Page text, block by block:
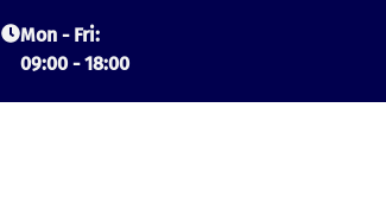
Mon - Fri:
09:00 - 18:00